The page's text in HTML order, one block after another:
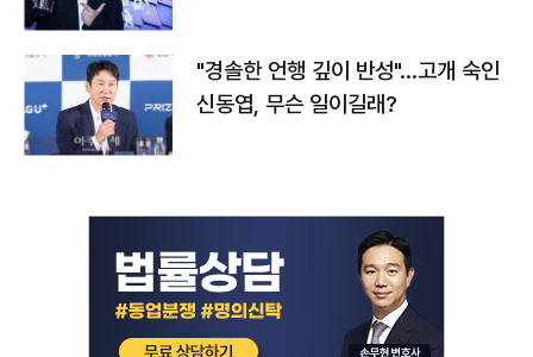
"경솔한 언행 깊이 반성"…고개 숙인
신동엽, 무슨 일이길래?